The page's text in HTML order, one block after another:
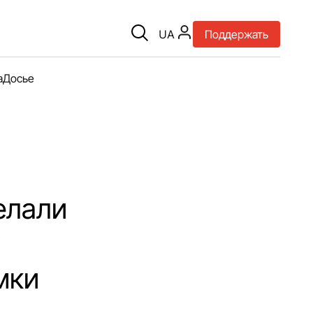
UA Поддержать
Досье